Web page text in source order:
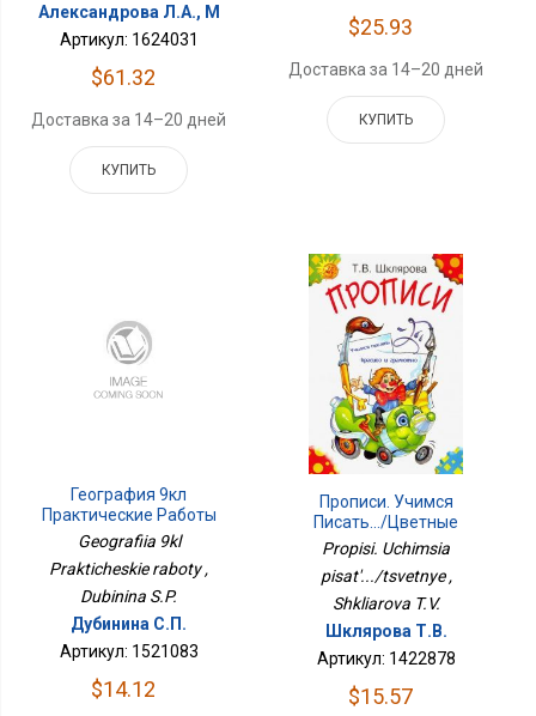
Александрова Л.А., М
Артикул: 1624031
$61.32
Доставка за 14–20 дней
КУПИТЬ
$25.93
Доставка за 14–20 дней
КУПИТЬ
География 9кл
Практические Работы
Geografiia 9kl
Prakticheskie raboty ,
Dubinina S.P.
Дубинина С.П.
Артикул: 1521083
$14.12
Прописи. Учимся
Писать.../цветные
Propisi. Uchimsia
pisat'.../tsvetnye ,
Shkliarova T.V.
Шклярова Т.В.
Артикул: 1422878
$15.57